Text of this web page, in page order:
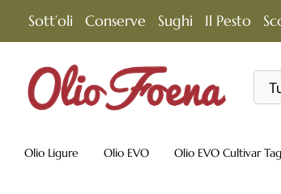
Sott’oli Conserve Sughi Il Pesto
Olio Ligure Olio EVO Olio EVO Cultivar